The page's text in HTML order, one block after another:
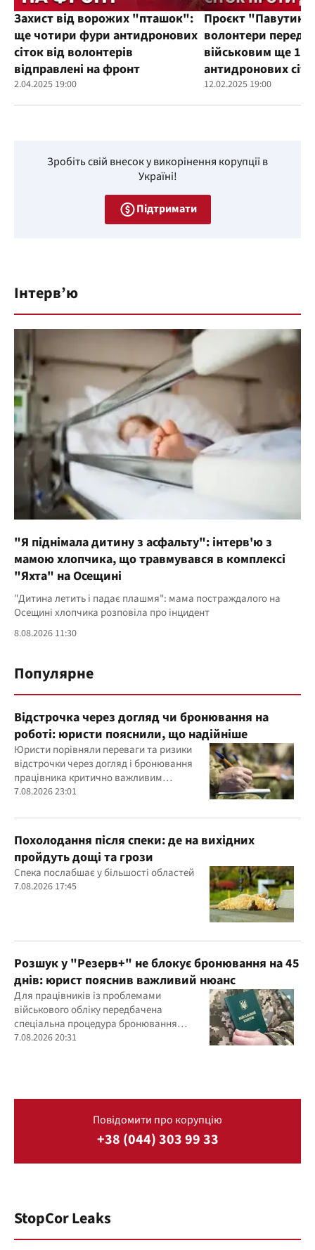
Захист від ворожих "пташок":
ще чотири фури антидронових
сіток від волонтерів
відправлені на фронт
2.04.2025 19:00
Проєкт
волонтери
військовим ще
антидронових
12.02.2025 19:00
Зробіть свій внесок у викорінення корупції в
Україні!
Підтримати
Інтерв’ю
"Я піднімала дитину з асфальту": інтерв'ю з
мамою хлопчика, що травмувався в комплексі
"Яхта" на Осещині
"Дитина летить і падає плашмя": мама постраждалого на
Осещині хлопчика розповіла про інцидент
8.08.2026 11:30
Популярне
Відстрочка через догляд чи бронювання на
роботі: юристи пояснили, що надійніше
Юристи порівняли переваги та ризики
відстрочки через догляд і бронювання
працівника критично важливим
підприємством
7.08.2026 23:01
Похолодання після спеки: де на вихідних
пройдуть дощі та грози
Спека послабшає у більшості областей
7.08.2026 17:45
Розшук у "Резерв+" не блокує бронювання на 45
днів: юрист пояснив важливий нюанс
Для працівників із проблемами
військового обліку передбачена
спеціальна процедура бронювання
строком до 45 днів
7.08.2026 20:31
Повідомити про корупцію
+38 (044) 303 99 33
StopCor Leaks